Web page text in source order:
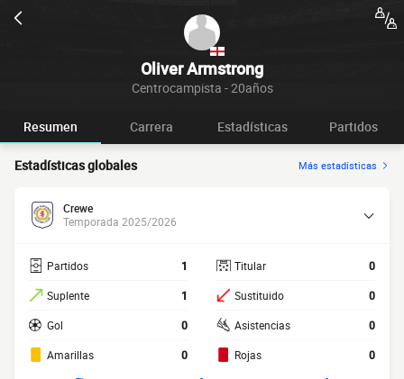
Oliver Armstrong
Centrocampista - 20años
Resumen Carrera Estadísticas Partidos
Estadísticas globales Más estadísticas
Crewe
Temporada 2025/2026
Partidos 1
Suplente 1
Gol 0
Amarillas 0
Titular 0
Sustituido 0
Asistencias 0
Rojas 0